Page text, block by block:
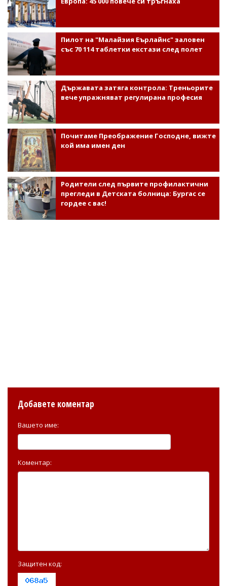
Пилот на "Малайзия Еърлайнс" заловен
със 70 114 таблетки екстази след полет
Държавата затяга контрола: Треньорите
вече упражняват регулирана професия
Почитаме Преображение Господне, вижте
кой има имен ден
Родители след първите профилактични
прегледи в Детската болница: Бургас се
гордее с вас!
Добавете коментар
Вашето име:
Коментар:
Защитен код: